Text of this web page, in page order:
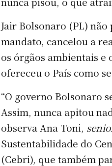
Jair Bolsonaro (PL) não
mandato, cancelou a
os órgãos ambientais e
ofereceu o País como
“O governo Bolsonaro
Assim, nunca apitou
observa Ana Toni,
Sustentabilidade do
(Cebri), que também